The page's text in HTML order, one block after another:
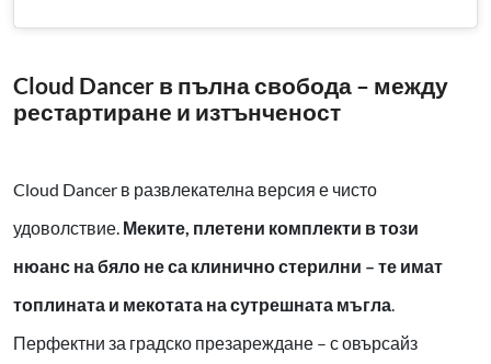
Cloud Dancer в пълна свобода – между
рестартиране и изтънченост
Cloud Dancer в развлекателна версия е чисто
удоволствие. Меките, плетени комплекти в този
нюанс на бяло не са клинично стерилни – те имат
топлината и мекотата на сутрешната мъгла
Перфектни за градско презареждане – с овърсайз